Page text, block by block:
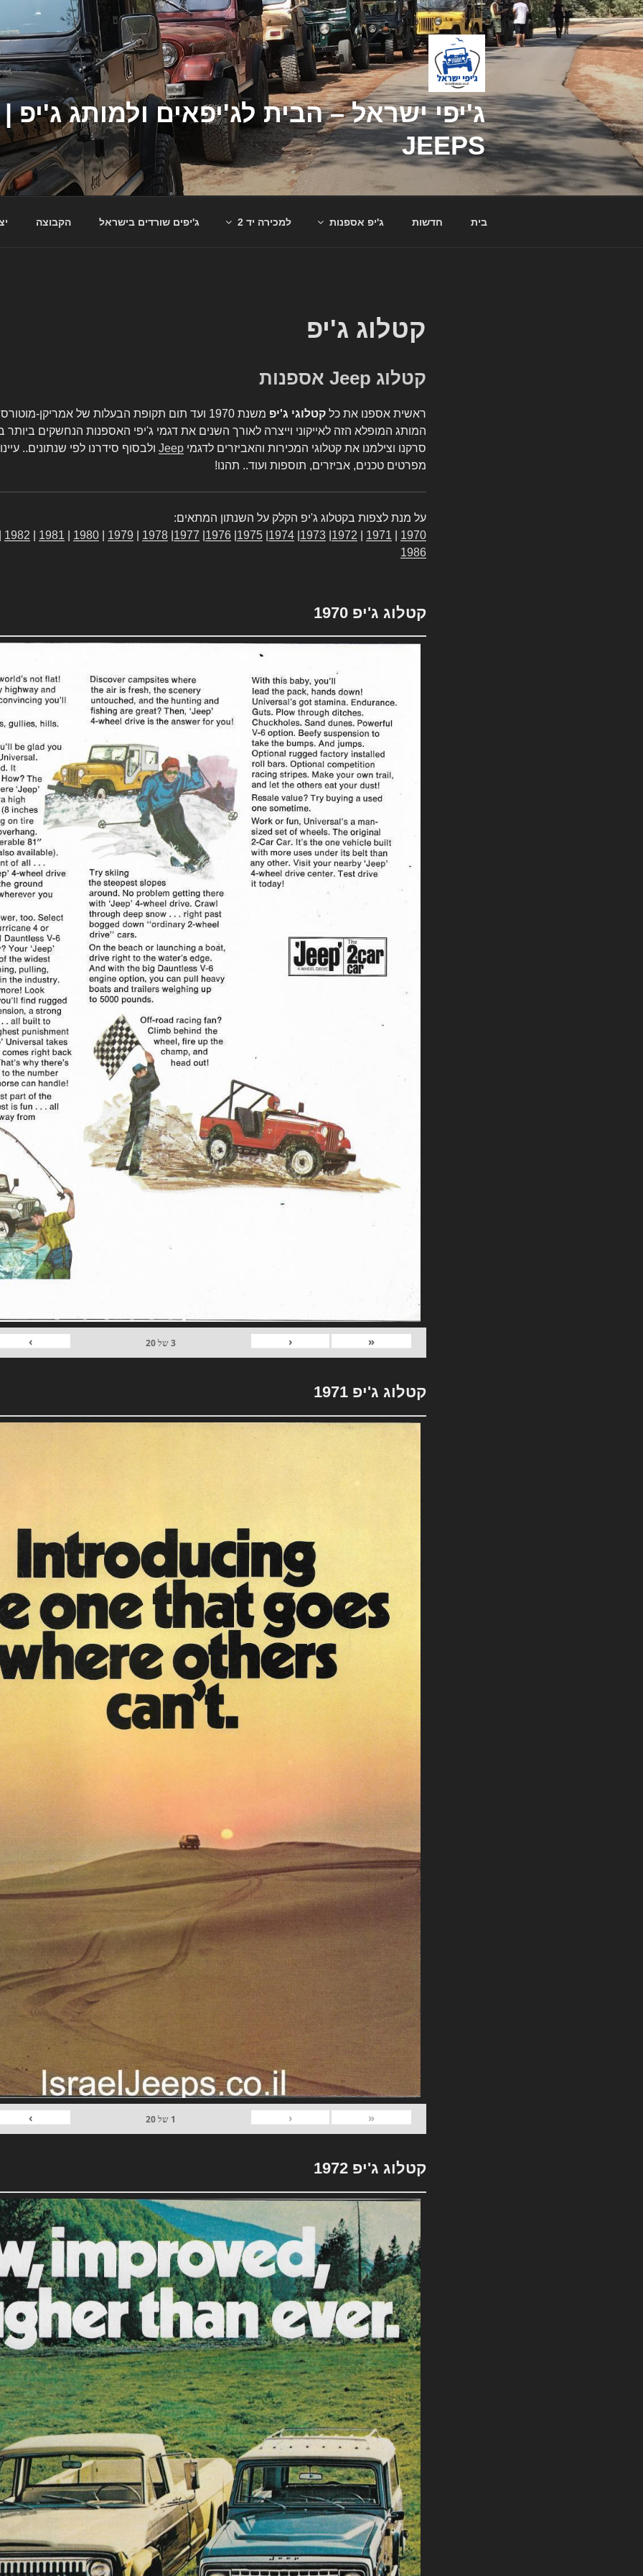
דילוג
לתוכן
JEEPS
בית חדשות ג'יפ אספנות למכירה יד 2 ג'יפים שורדים בישראל הקבוצה
קטלוג ג'יפ
קטלוג Jeep אספנות
ראשית אספנו את כל קטלוגי ג'יפ
משנת 1970 ועד תום תקופת הבעלות של אמריקן-
המותג המופלא הזה לאייקוני וייצרה לאורך השנים את דגמי ג'יפי האספנות הנחשקים
סרקנו וצילמנו את קטלוגי המכירות והאביזרים לדגמי Jeep ולבסוף סידרנו לפי שנתונים..
מפרטים טכנים, אביזרים, תוספות ועוד.. תהנו!
על מנת לצפות בקטלוג ג'יפ הקלק על השנתון המתאים:
1970
1971
1972
1973
1974
1975
1976
1977
1978
1979
1980
1981
1982
1986
קטלוג ג'יפ 1970
«
‹
3של20
›
קטלוג ג'יפ 1971
«
‹
1 של20
›
קטלוג ג'יפ 1972